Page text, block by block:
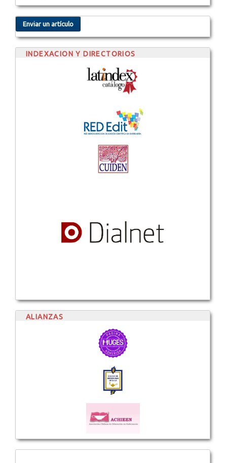
Enviar un artículo
INDEXACION Y DIRECTORIOS
ALIANZAS